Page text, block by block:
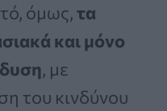
όμως,τα
και μόνο
, με
του κινδύνου